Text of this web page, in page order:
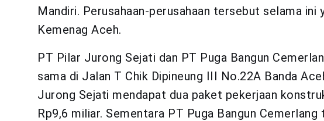
Mandiri. Perusahaan-perusahaan tersebut selama ini
Kemenag Aceh.
PT Pilar Jurong Sejati dan PT Puga Bangun
sama di Jalan T Chik Dipineung III No.22A Banda
Jurong Sejati mendapat dua paket pekerjaan
Rp9,6 miliar. Sementara PT Puga Bangun